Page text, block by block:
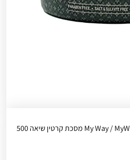
My Way
/ MyWay מסכת קרטין שיאה 500